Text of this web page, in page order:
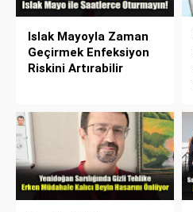
Islak Mayoyla Zaman
Geçirmek Enfeksiyon
Riskini Artırabilir